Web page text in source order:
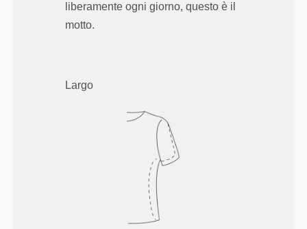
liberamente ogni giorno, questo è il
motto.
Largo